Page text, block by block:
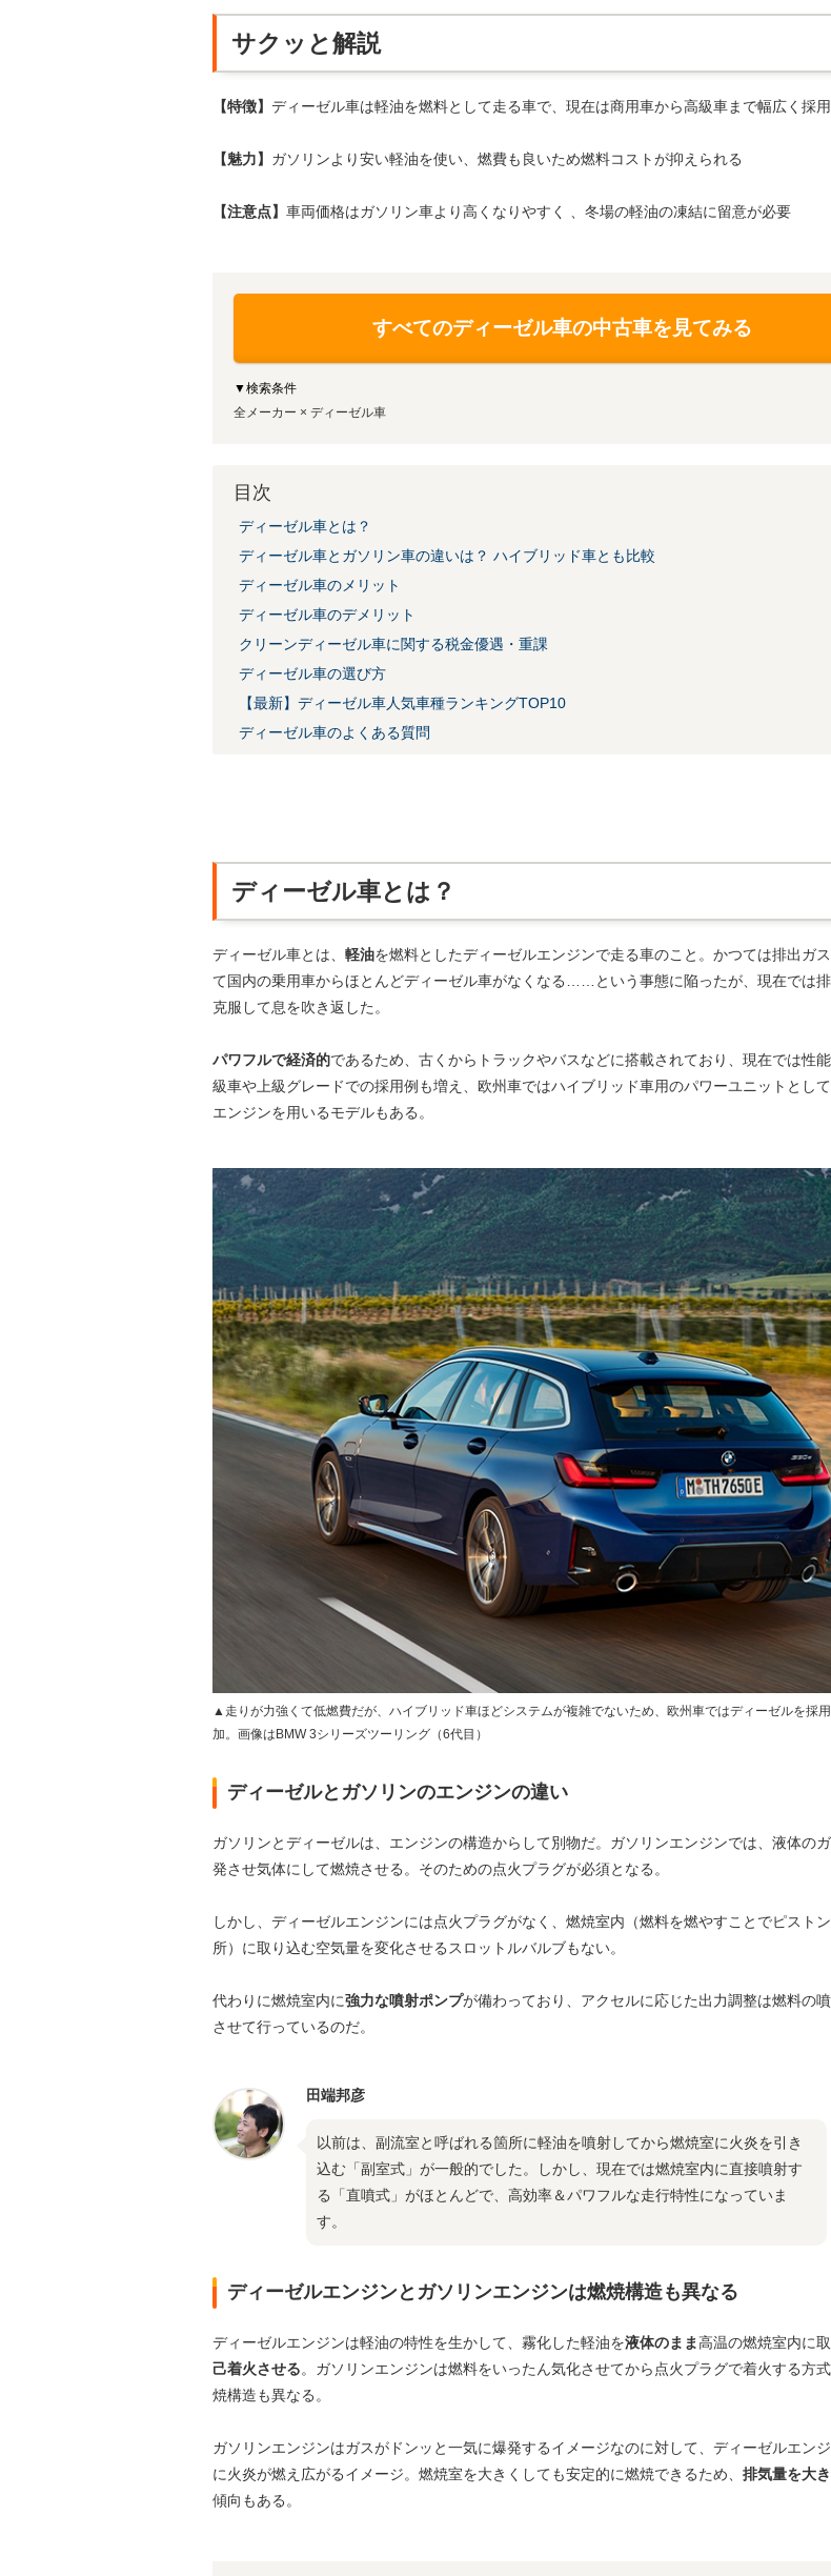
サクッと解説
【特徴】 ディーゼル車は軽油を燃料として走る車で、現在は商用車から高級車まで幅広く採
【魅力】 ガソリンより安い軽油を使い、燃費も良いため燃料コストが抑えられる
【注意点】 車両価格はガソリン車より高くなりやすく 、冬場の軽油の凍結に留意が必要
すべてのディーゼル車の中古車を見てみる
▼検索条件
全メーカー × ディーゼル車
目次
ディーゼル車とは？
ディーゼル車とガソリン車の違いは？ ハイブリッド車とも比較
ディーゼル車のメリット
ディーゼル車のデメリット
クリーンディーゼル車に関する税金優遇・重課
ディーゼル車の選び方
【最新】ディーゼル車人気車種ランキングTOP10
ディーゼル車のよくある質問
ディーゼル車とは？
ディーゼル車とは、 軽油を燃料としたディーゼルエンジンで走る車のこと。かつては排出ガ
て国内の乗用車からほとんどディーゼル車がなくなる……という事態に陥ったが、現在では
克服して息を吹き返した。
パワフルで経済的であるため、古くからトラックやバスなどに搭載されており、現在では性
級車や上級グレードでの採用例も増え、欧州車ではハイブリッド車用のパワーユニットとし
エンジンを用いるモデルもある。
▲走りが力強くて低燃費だが、ハイブリッド車ほどシステムが複雑でないため、欧州車ではディーゼルを採
加。画像はBMW 3シリーズツーリング（6代目）
ディーゼルとガソリンのエンジンの違い
ガソリンとディーゼルは、エンジンの構造からして別物だ。ガソリンエンジンでは、液体の
発させ気体にして燃焼させる。そのための点火プラグが必須となる。
しかし、ディーゼルエンジンには点火プラグがなく、燃焼室内（燃料を燃やすことでピスト
所）に取り込む空気量を変化させるスロットルバルブもない。
代わりに燃焼室内に強力な噴射ポンプが備わっており、アクセルに応じた出力調整は燃料の
させて行っているのだ。
田端邦彦
以前は、副流室と呼ばれる箇所に軽油を噴射してから燃焼室に火炎を引き
込む「副室式」が一般的でした。しかし、現在では燃焼室内に直接噴射す
る「直噴式」がほとんどで、高効率＆パワフルな走行特性になっていま
す。
ディーゼルエンジンとガソリンエンジンは燃焼構造も異なる
ディーゼルエンジンは軽油の特性を生かして、霧化した軽油を液体のまま高温の燃焼室内に取
己着火させる。ガソリンエンジンは燃料をいったん気化させてから点火プラグで着火する方
焼構造も異なる。
ガソリンエンジンはガスがドンッと一気に爆発するイメージなのに対して、ディーゼルエン
に火炎が燃え広がるイメージ。燃焼室を大きくしても安定的に燃焼できるため、 排気量を大
傾向もある。